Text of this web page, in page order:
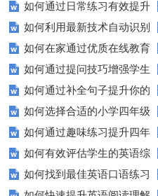
卷高效备考？
如何通过日常练习有效提升
英语听力？
如何利用最新技术自动识别
图片内容？
如何在家通过优质在线教育
资源提升自我？
如何通过提问技巧增强学生
的课堂互动？
如何通过补全句子提升你的
写作技巧？
如何选择合适的小学四年级
英语听力练习？
如何通过趣味练习提升四年
级学生的英语句子结构？
如何有效评估学生的英语综
合能力？这些测评方法要知道！
如何找到最佳英语口语练习